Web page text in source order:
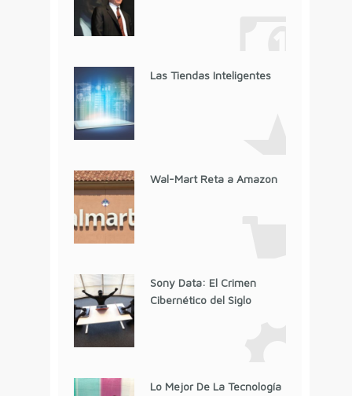
Las Tiendas Inteligentes
Wal-Mart Reta a Amazon
Sony Data: El Crimen
Cibernético del Siglo
Lo Mejor De La Tecnología